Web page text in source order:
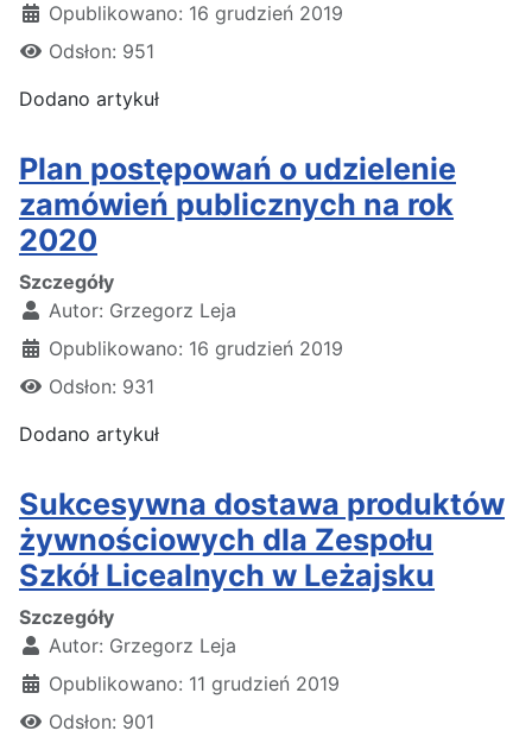
Opublikowano: 16 grudzień 2019
Odsłon: 951
Dodano artykuł
Plan postępowań o udzielenie
zamówień publicznych na rok
2020
Szczegóły
Autor: Grzegorz Leja
Opublikowano: 16 grudzień 2019
Odsłon: 931
Dodano artykuł
Sukcesywna dostawa produktów
żywnościowych dla Zespołu
Szkół Licealnych w Leżajsku
Szczegóły
Autor: Grzegorz Leja
Opublikowano: 11 grudzień 2019
Odsłon: 901